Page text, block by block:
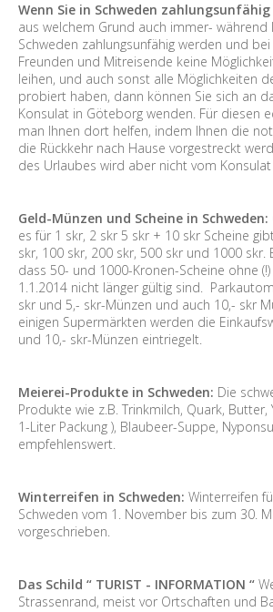
Wenn Sie in Schweden
aus welchem Grund auch immer- während
Schweden zahlungsunfähig werden und
Freunden und Mitreisende keine
leihen, und auch sonst alle Möglichkeiten
probiert haben, dann können Sie sich an
Konsulat in Göteborg wenden. Für diesen
man Ihnen dort helfen, indem Ihnen die
die Rückkehr nach Hause vorgestreckt
des Urlaubes wird aber nicht vom
Geld-Münzen und Scheine in Schweden:
es für 1 skr, 2 skr 5 skr + 10 skr Scheine
skr, 100 skr, 200 skr, 500 skr und 1000 skr.
dass 50- und 1000-Kronen-Scheine ohne
1.1.2014 nicht länger gültig sind.
skr und 5,- skr-Münzen und auch 10,- skr
einigen Supermärkten werden die
und 10,- skr-Münzen eintriegelt.
Meierei-Produkte in Schweden: Die
Produkte wie z.B. Trinkmilch, Quark, Butter,
1-Liter Packung ), Blaubeer-Suppe,
empfehlenswert.
Winterreifen in Schweden: Winterreifen
Schweden vom 1. November bis zum 30.
vorgeschrieben.
Das Schild “ TURIST - INFORMATION “
Strassenrand, meist vor Ortschaften und